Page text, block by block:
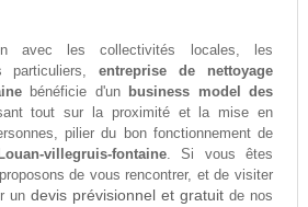
avec les collectivités locales, les
particuliers,entreprise de nettoyage
bénéficie d'un business model des
tout sur la proximité et la mise en
pilier du bon fonctionnement de
Louan-villegruis-fontaine. Si vous êtes
de vous rencontrer, et de visiter
un devis prévisionnel et gratuit de nos